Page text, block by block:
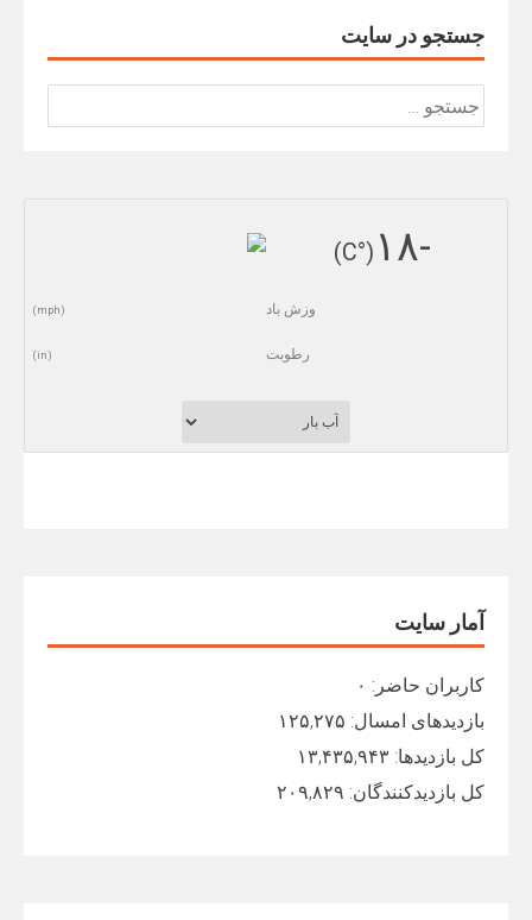
جستجو در سایت
برای:
-١٨ (°C)
وزش باد (mph)
رطوبت (in)
آمار سایت
کاربران حاضر: ۰
بازدیدهای امسال: ۱۲۵,۲۷۵
کل بازدیدها: ۱۳,۴۳۵,۹۴۳
کل بازدیدکنند‌گان: ۲۰۹,۸۲۹